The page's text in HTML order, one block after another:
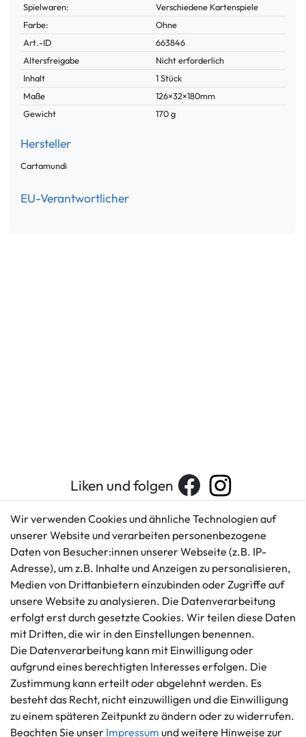
Spielwaren:
Verschiedene Kartenspiele
Farbe:
Ohne
Technisches
Merkmal
Wert
Art.-ID
663846
Altersfreigabe
Nicht erforderlich
Inhalt
1 Stück
Maße
126×32×180mm
Gewicht
170 g
Hersteller
Cartamundi
EU-Verantwortlicher
Liken und folgen
Kundenservice
+49 421 596586
Mo. - Fr. 9 - 16 Uhr
info@gameworld.de
Kontaktformular
Rechtliches
AGB
Impressum
Datenschutzerklärung
Barrierefreiheitserklärung
Widerrufs­recht
Vertrag widerrufen
Informationen
Ankauf
Über uns
Häufig gestellte Fragen
Zahlungsmöglichkeiten
Wir verwenden Cookies und ähnliche Technologien auf
unserer Website und verarbeiten personenbezogene
Daten von Besucher:innen unserer Webseite (z.B. IP-
Adresse), um z.B. Inhalte und Anzeigen zu personalisieren,
Medien von Drittanbietern einzubinden oder Zugriffe auf
unsere Website zu analysieren. Die Datenverarbeitung
erfolgt erst durch gesetzte Cookies. Wir teilen diese Daten
mit Dritten, die wir in den Einstellungen benennen.
Die Datenverarbeitung kann mit Einwilligung oder
aufgrund eines berechtigten Interesses erfolgen. Die
Zustimmung kann erteilt oder abgelehnt werden. Es
besteht das Recht, nicht einzuwilligen und die Einwilligung
zu einem späteren Zeitpunkt zu ändern oder zu widerrufen.
Beachten Sie unser Impressum und weitere Hinweise zur